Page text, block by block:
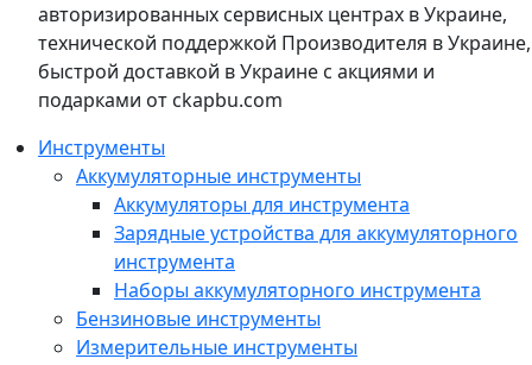
авторизированных сервисных центрах в Украине,
технической поддержкой Производителя в Украине,
быстрой доставкой в Украине с акциями и
подарками от ckapbu.com
Инструменты
Аккумуляторные инструменты
Аккумуляторы для инструмента
Зарядные устройства для аккумуляторного
инструмента
Наборы аккумуляторного инструмента
Бензиновые инструменты
Измерительные инструменты